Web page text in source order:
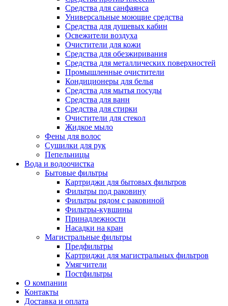
Средства для санфаянса
Универсальные моющие средства
Средства для душевых кабин
Освежители воздуха
Очистители для кожи
Средства для обезжиривания
Средства для металлических поверхностей
Промышленные очистители
Кондиционеры для белья
Средства для мытья посуды
Средства для ванн
Средства для стирки
Очистители для стекол
Жидкое мыло
Фены для волос
Сушилки для рук
Пепельницы
Вода и водоочистка
Бытовые фильтры
Картриджи для бытовых фильтров
Фильтры под раковину
Фильтры рядом с раковиной
Фильтры-кувшины
Принадлежности
Насадки на кран
Магистральные фильтры
Предфильтры
Картриджи для магистральных фильтров
Умягчители
Постфильтры
О компании
Контакты
Доставка и оплата